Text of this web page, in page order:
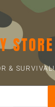
STORE
& SURVIVAL!